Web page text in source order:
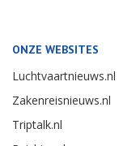
ONZE WEBSITES
Luchtvaartnieuws.nl
Zakenreisnieuws.nl
Triptalk.nl